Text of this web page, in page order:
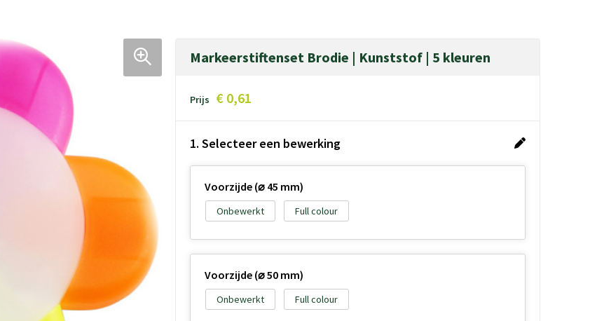
Markeerstiftenset Brodie | Kunststof | 5 kleuren
Prijs € 0,61
1. Selecteer een bewerking
Voorzijde (⌀ 45 mm)
Onbewerkt Full colour
Voorzijde (⌀ 50 mm)
Onbewerkt Full colour